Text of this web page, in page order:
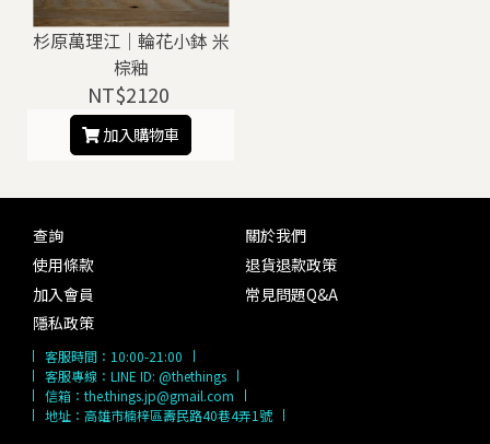
杉原萬理江｜輪花小鉢 米
棕釉
NT$2120
加入購物車
查詢
關於我們
使用條款
退貨退款政策
加入會員
常見問題Q&A
隱私政策
客服時間： 10:00-21:00
客服專線： LINE ID: @thethings
信箱： the.things.jp@gmail.com
地址：高雄市楠梓區壽民路40巷4弄1號